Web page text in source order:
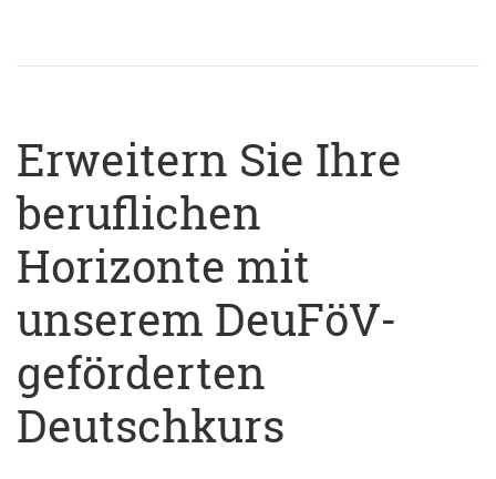
Erweitern Sie Ihre
beruflichen
Horizonte mit
unserem DeuFöV-
geförderten
Deutschkurs